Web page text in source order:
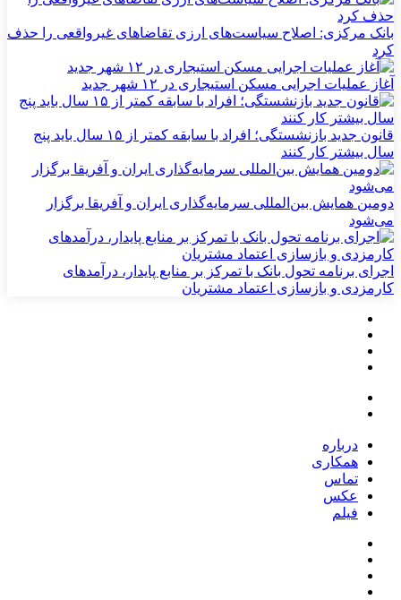
بانک مرکزی: اصلاح سیاست‌های ارزی تقاضاهای غیرواقعی را حذف
کرد
آغاز عملیات اجرایی مسکن استیجاری در ۱۲ شهر جدید
قانون جدید بازنشستگی؛ افراد با سابقه کمتر از ۱۵ سال باید پنج
سال بیشتر کار کنند
دومین همایش بین‌المللی سرمایه‌گذاری ایران و آفریقا برگزار
می‌شود
اجرای برنامه تحول بانک با تمرکز بر منابع پایدار، درآمدهای
کارمزدی و بازسازی اعتماد مشتریان
درباره
همکاری
تماس
عکس
فیلم